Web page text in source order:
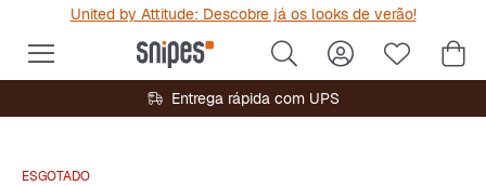
United by Attitude: Descobre já os looks de verão!
Entrega rápida com UPS
ESGOTADO